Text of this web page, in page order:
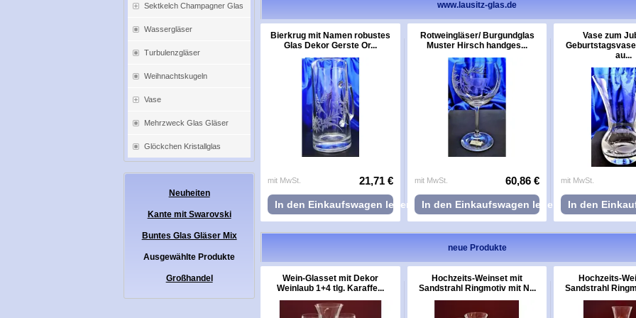
Sektkelch Champagner Glas
Wassergläser
Turbulenzgläser
Weihnachtskugeln
Vase
Mehrzweck Glas Gläser
Glöckchen Kristallglas
Neuheiten
Kante mit Swarovski
Buntes Glas Gläser Mix
Ausgewählte Produkte
Großhandel
www.lausitz-glas.de
Bierkrug mit Namen robustes
Glas Dekor Gerste Or...
mit MwSt. 21,71 €
In den Einkaufswagen legen
Rotweingläser/ Burgundglas
Muster Hirsch handges...
mit MwSt. 60,86 €
In den Einkaufswagen legen
Vase zum
au...
mit MwSt.
In den
neue Produkte
Wein-Glasset mit Dekor
Weinlaub 1+4 tlg. Karaffe...
Hochzeits-Weinset mit
Sandstrahl Ringmotiv mit N...
Hochzeits-
Sandstrahl